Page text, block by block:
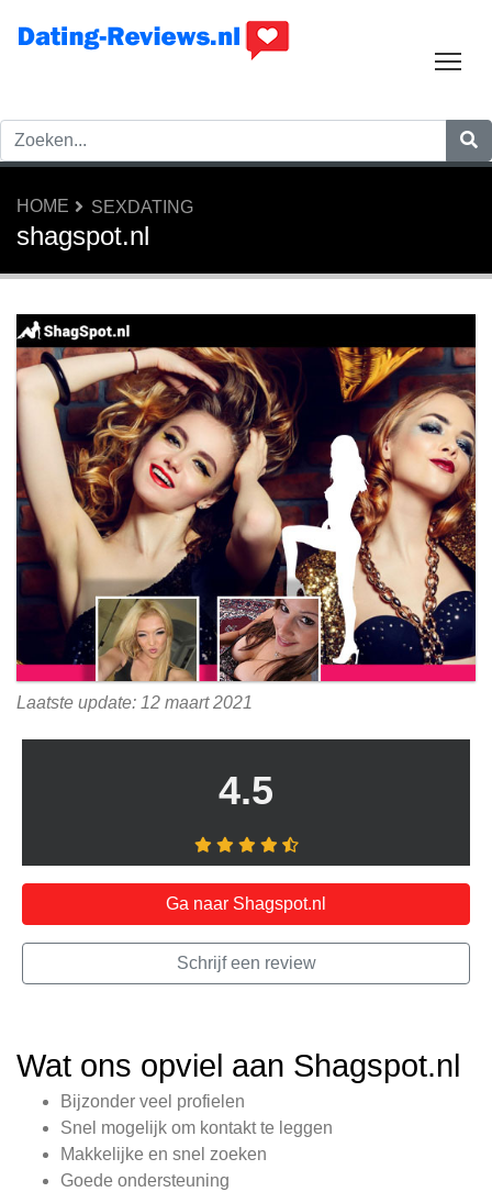
HOME SEXDATING
shagspot.nl
Laatste update: 12 maart 2021
4.5
Ga naar Shagspot.nl
Schrijf een review
Wat ons opviel aan Shagspot.nl
Bijzonder veel profielen
Snel mogelijk om kontakt te leggen
Makkelijke en snel zoeken
Goede ondersteuning